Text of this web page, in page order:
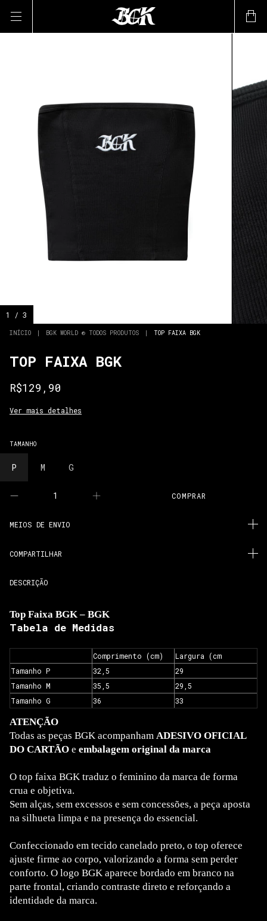
1 / 3
INÍCIO | BGK WORLD ® TODOS PRODUTOS | TOP FAIXA BGK
TOP FAIXA BGK
R$129,90
Ver mais detalhes
TAMANHO
P M G
MEIOS DE ENVIO
COMPARTILHAR
DESCRIÇÃO
Top Faixa BGK – BGK
Tabela de Medidas
Comprimento (cm)
Largura (cm
Tamanho P
32,5
29
Tamanho M
35,5
29,5
Tamanho G
36 33
ATENÇÃO
Todas as peças BGK acompanham ADESIVO OFICIAL
DO CARTÃO e embalagem original da marca
O top faixa BGK traduz o feminino da marca de forma
crua e objetiva.
Sem alças, sem excessos e sem concessões, a peça aposta
na silhueta limpa e na presença do essencial.
Confeccionado em tecido canelado preto, o top oferece
ajuste firme ao corpo, valorizando a forma sem perder
conforto. O logo BGK aparece bordado em branco na
parte frontal, criando contraste direto e reforçando a
identidade da marca.